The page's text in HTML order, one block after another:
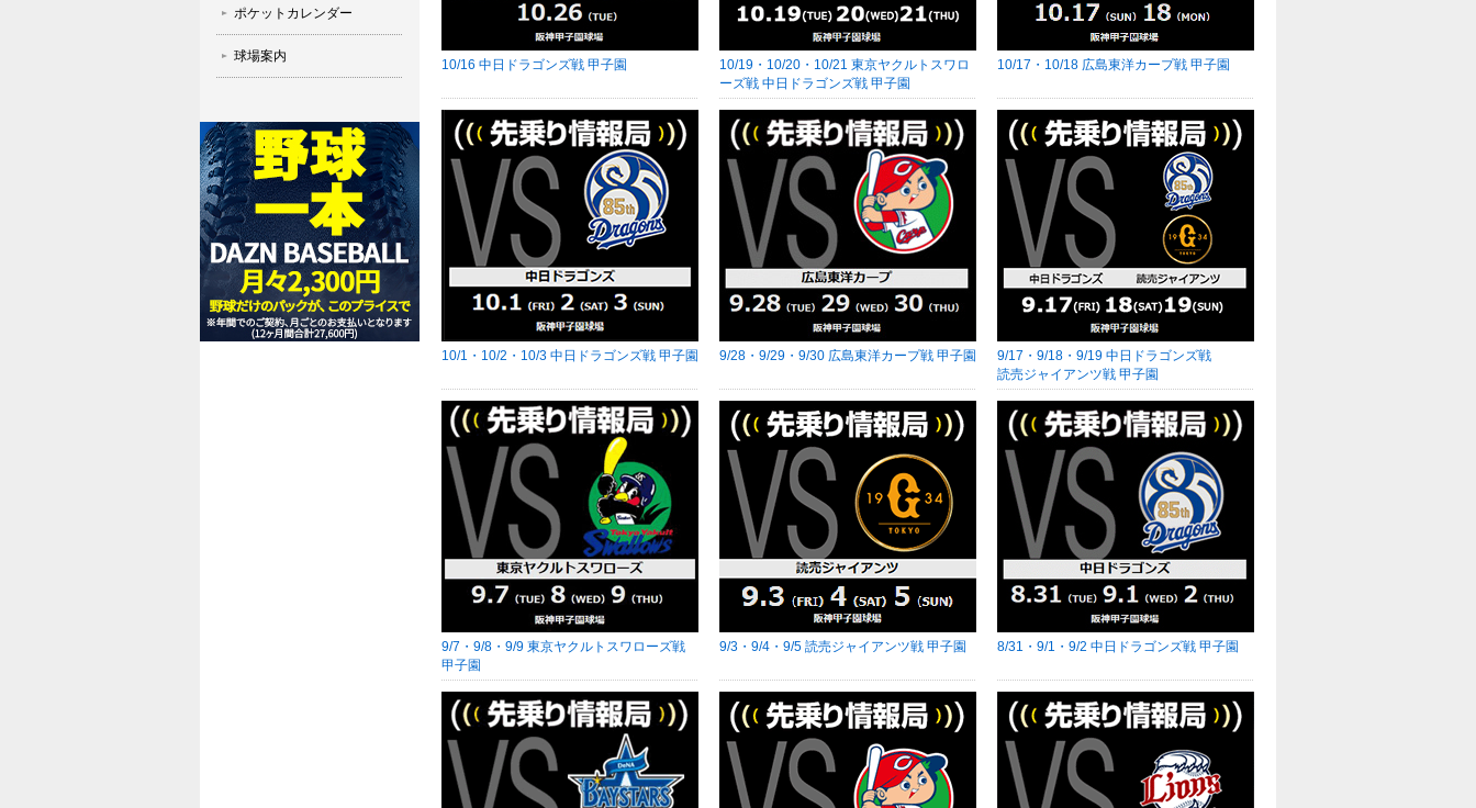
ポケットカレンダー
球場案内
10/16 中日ドラゴンズ戦 甲子園
10/19・10/20・10/21 東京ヤクルトスワロ
ーズ戦 中日ドラゴンズ戦 甲子園
10/17・10/18 広島東洋カープ戦 甲子園
10/1・10/2・10/3 中日ドラゴンズ戦 甲子園 9/28・9/29・9/30 広島東洋カープ戦 甲子園
9/17・9/18・9/19 中日ドラゴンズ戦
読売ジャイアンツ戦 甲子園
9/7・9/8・9/9 東京ヤクルトスワローズ戦
甲子園
9/3・9/4・9/5 読売ジャイアンツ戦 甲子園 8/31・9/1・9/2 中日ドラゴンズ戦 甲子園